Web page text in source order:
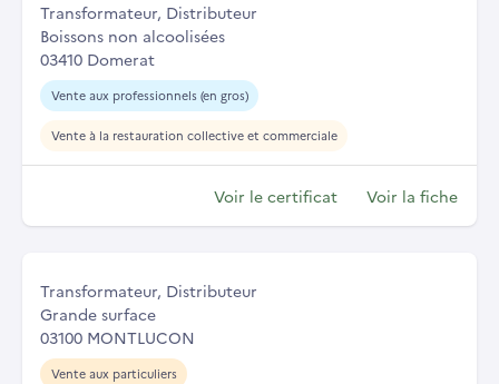
Transformateur, Distributeur
Boissons non alcoolisées
03410 Domerat
Vente aux professionnels (en gros)
Vente à la restauration collective et commerciale
Voir le certificat Voir la fiche
Transformateur, Distributeur
Grande surface
03100 MONTLUCON
Vente aux particuliers